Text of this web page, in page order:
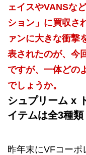
ェイスやVANSな
ション」に買収さ
ァンに大きな衝撃
表されたのが、今
ですが、一体どの
でしょうか。
シュプリーム x
イテムは全3種
昨年末にVFコー